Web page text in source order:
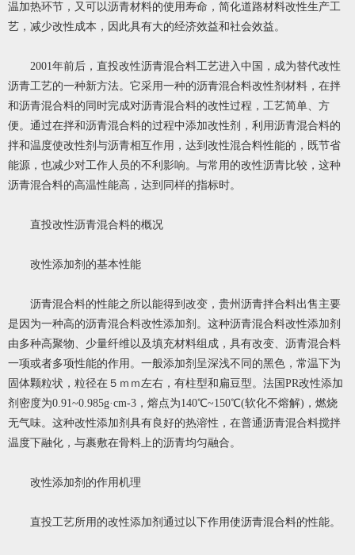
温加热环节，又可以沥青材料的使用寿命，简化道路材料改性生产工
艺，减少改性成本，因此具有大的经济效益和社会效益。
2001年前后，直投改性沥青混合料工艺进入中国，成为替代改性
沥青工艺的一种新方法。它采用一种的沥青混合料改性剂材料，在拌
和沥青混合料的同时完成对沥青混合料的改性过程，工艺简单、方
便。通过在拌和沥青混合料的过程中添加改性剂，利用沥青混合料的
拌和温度使改性剂与沥青相互作用，达到改性混合料性能的，既节省
能源，也减少对工作人员的不利影响。与常用的改性沥青比较，这种
沥青混合料的高温性能高，达到同样的指标时。
直投改性沥青混合料的概况
改性添加剂的基本性能
沥青混合料的性能之所以能得到改变，贵州沥青拌合料出售主要
是因为一种高的沥青混合料改性添加剂。这种沥青混合料改性添加剂
由多种高聚物、少量纤维以及填充材料组成，具有改变、沥青混合料
一项或者多项性能的作用。一般添加剂呈深浅不同的黑色，常温下为
固体颗粒状，粒径在５ｍｍ左右，有柱型和扁豆型。法国PR改性添加
剂密度为0.91~0.985g·cm-3，熔点为140℃~150℃(软化不熔解)，燃烧
无气味。这种改性添加剂具有良好的热溶性，在普通沥青混合料搅拌
温度下融化，与裹敷在骨料上的沥青均匀融合。
改性添加剂的作用机理
直投工艺所用的改性添加剂通过以下作用使沥青混合料的性能。